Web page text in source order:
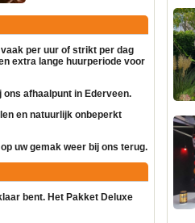
per uur of strikt per dag
extra lange huurperiode voor
afhaalpunt in Ederveen.
en natuurlijk onbeperkt
uw gemak weer bij ons terug.
bent. Het Pakket Deluxe